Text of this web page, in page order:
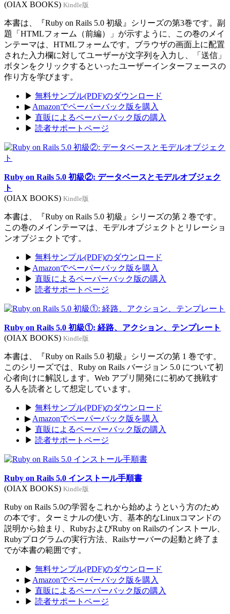
(OIAX BOOKS) Kindle版
本書は、『Ruby on Rails 5.0 初級』シリーズの第3巻です。副
題「HTMLフォーム（前編）」が示すように、この巻のメイ
ンテーマは、HTMLフォームです。ブラウザの画面上に配置
された入力欄に対してユーザーが文字列を入力し、「送信」
ボタンをクリックするといったユーザーインターフェースの
作り方を学びます。
▶ 無料サンプル(PDF)のダウンロード
▶ Amazonでペーパーバック版を購入
▶ 直販によるペーパーバック版の購入
▶ 読者サポートページ
Ruby on Rails 5.0 初級②: データベースとモデルオブジェク
ト
(OIAX BOOKS) Kindle版
本書は、『Ruby on Rails 5.0 初級』シリーズの第 2 巻です。
この巻のメインテーマは、モデルオブジェクトとリレーショ
ンオブジェクトです。
▶ 無料サンプル(PDF)のダウンロード
▶ Amazonでペーパーバック版を購入
▶ 直販によるペーパーバック版の購入
▶ 読者サポートページ
Ruby on Rails 5.0 初級①: 経路、アクション、テンプレート
(OIAX BOOKS) Kindle版
本書は、『Ruby on Rails 5.0 初級』シリーズの第 1 巻です。
このシリーズでは、Ruby on Rails バージョン 5.0 について初
心者向けに解説します。Web アプリ開発にに初めて挑戦す
る人を読者として想定しています。
▶ 無料サンプル(PDF)のダウンロード
▶ Amazonでペーパーバック版を購入
▶ 直販によるペーパーバック版の購入
▶ 読者サポートページ
Ruby on Rails 5.0 インストール手順書
(OIAX BOOKS) Kindle版
Ruby on Rails 5.0の学習をこれから始めようという方のため
の本です。ターミナルの使い方、基本的なLinuxコマンドの
説明から始まり、RubyおよびRuby on Railsのインストール、
Rubyプログラムの実行方法、Railsサーバーの起動と終了ま
でが本書の範囲です。
▶ 無料サンプル(PDF)のダウンロード
▶ Amazonでペーパーバック版を購入
▶ 直販によるペーパーバック版の購入
▶ 読者サポートページ